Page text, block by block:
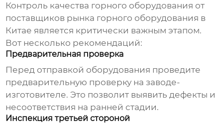
Контроль качества горного оборудования от
поставщиков рынка горного оборудования в
Китае является критически важным этапом.
Вот несколько рекомендаций:
Предварительная проверка
Перед отправкой оборудования проведите
предварительную проверку на заводе-
изготовителе. Это позволит выявить дефекты и
несоответствия на ранней стадии.
Инспекция третьей стороной